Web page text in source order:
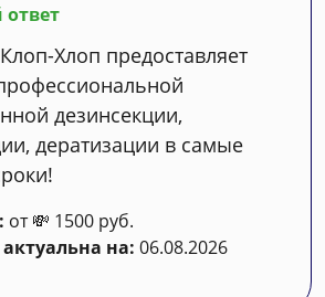
Хлоп предоставляет
дезинсекции,
дератизации в самые
от 💸 1500 руб.
на: 06.08.2026